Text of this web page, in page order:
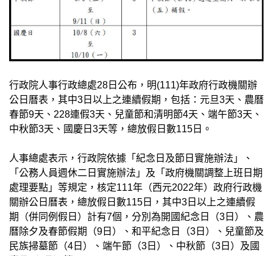
行政院人事行政總處28日公布，明(111)年政府行政機關辦
公日曆表，其中3日以上之連續假期，包括：元旦3天、農曆
春節9天、228連假3天、兒童節和清明節4天、端午節3天、
中秋節3天、國慶日3天等，總放假日數115日。
人事總處表示，行政院依據「紀念日及節日實施辦法」、
「公務人員週休二日實施辦法」及「政府機關調整上班日期
處理要點」等規定，核定111年（西元2022年）政府行政機
關辦公日曆表，總放假日數115日，其中3日以上之連續假
期（併同例假日）計有7個，分別為開國紀念日（3日）、農
曆除夕及春節假期（9日）、和平紀念日（3日）、兒童節及
民族掃墓節（4日）、端午節（3日）、中秋節（3日）及國